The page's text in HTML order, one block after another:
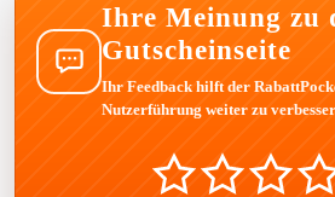
Ihre Meinung zu
Gutscheinseite
Ihr Feedback hilft der
Nutzerführung weiter zu